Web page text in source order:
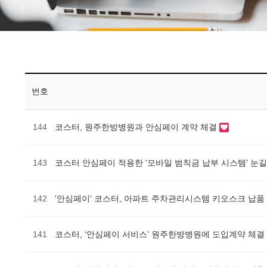
번호
144 코스터, 원주한방병원과 안심페이 계약 체결
143 코스터 안심페이 적용한 '모바일 범칙금 납부 시스템' 눈
142 '안심페이' 코스터, 아파트 주차관리시스템 키오스크 납품
141 코스터, ‘안심페이 서비스’ 원주한방병원에 도입계약 체결